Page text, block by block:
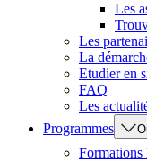
Les
Les
La
Etudier en
FAQ
Les
Programmes
Formations